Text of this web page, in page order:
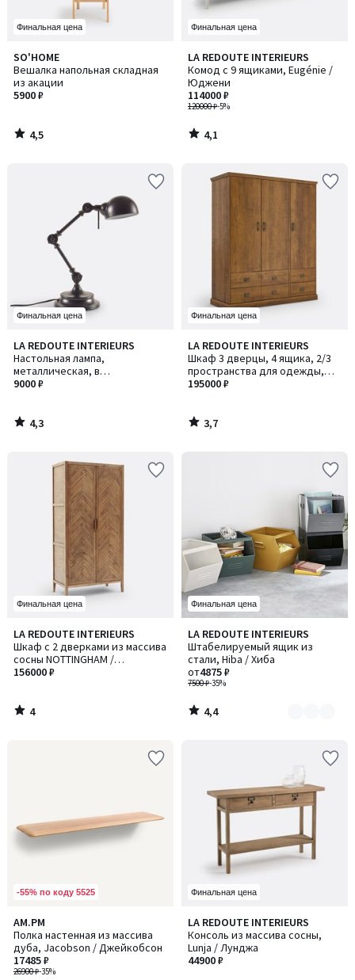
Финальная цена
SO'HOME
Вешалка напольная складная
из акации
5900 ₽
4,5
/ 5
4,5
/
Финальная цена
LA REDOUTE INTERIEURS
Комод с 9 ящиками, Eugénie /
Юджени
120000 ₽-5%
114000 ₽
4,1
/ 5
4,1
/
Финальная цена
LA REDOUTE INTERIEURS
Настольная лампа,
металлическая, в
индустриальном стиле, Kikan /
9000 ₽
4,3
/ 5
4,3
/
Финальная цена
LA REDOUTE INTERIEURS
Шкаф 3 дверцы, 4 ящика, 2/3
пространства для одежды,
Lindley / Линдлей
195000 ₽
3,7
/ 5
3,7
/
Финальная цена
LA REDOUTE INTERIEURS
Шкаф с 2 дверками из массива
сосны NOTTINGHAM /
НОТИНГЭМ
156000 ₽
4
/
5
4
/
Финальная цена
LA REDOUTE INTERIEURS
Штабелируемый ящик из
стали, Hiba / Хиба
7500 ₽-35%
от4875 ₽
4,4
/ 5
Количество
цветов:
2
4,4
/
-55% по коду 5525
AM.PM
Полка настенная из массива
дуба, Jacobson / Джейкобсон
26900 ₽-35%
17485 ₽
3,9
/ 5
Финальная цена
LA REDOUTE INTERIEURS
Консоль из массива сосны,
Lunja / Лунджа
44900 ₽
4,5
/ 5